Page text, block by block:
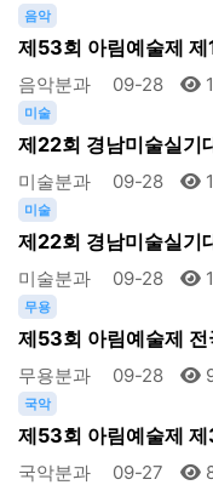
음악
제53회 아림예술제
음악분과 09-28
미술
제22회 경남미술실기
미술분과 09-28
미술
제22회 경남미술실기
미술분과 09-28
무용
제53회 아림예술제
무용분과 09-28
국악
제53회 아림예술제
국악분과 09-27